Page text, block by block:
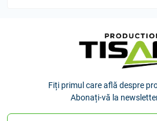
Fiți primul care află despre
Abonați-vă la